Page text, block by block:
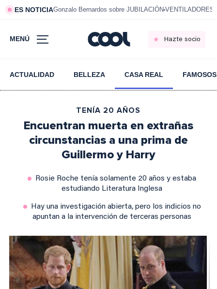
ES NOTICIAGonzalo Bernardos sobre JUBILACIÓN VENTILADORES
MENÚ Hazte socio
ACTUALIDAD BELLEZA CASA REAL FAMOSOS
TENÍA 20 AÑOS
Encuentran muerta en extrañas
circunstancias a una prima de
Guillermo y Harry
Rosie Roche tenía solamente 20 años y estaba
estudiando Literatura Inglesa
Hay una investigación abierta, pero los indicios no
apuntan a la intervención de terceras personas